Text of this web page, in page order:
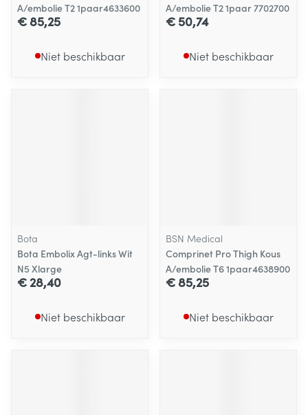
A/embolie T2 1paar4633600
€ 85,25
Niet beschikbaar
A/embolie T2 1paar 7702700
€ 50,74
Niet beschikbaar
Bota
Bota Embolix Agt-links Wit
N5 Xlarge
€ 28,40
Niet beschikbaar
BSN Medical
Comprinet Pro Thigh Kous
A/embolie T6 1paar4638900
€ 85,25
Niet beschikbaar